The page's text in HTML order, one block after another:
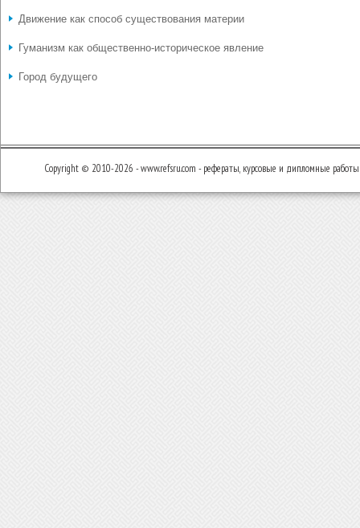
Движение как способ существования материи
Гуманизм как общественно-историческое явление
Город будущего
Copyright © 2010-2026 - www.refsru.com - рефераты, курсовые и дипломные работы